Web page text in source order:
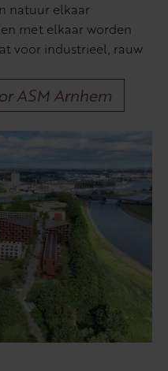
natuur elkaar
met elkaar worden
voor industrieel, rauw
ASM Arnhem